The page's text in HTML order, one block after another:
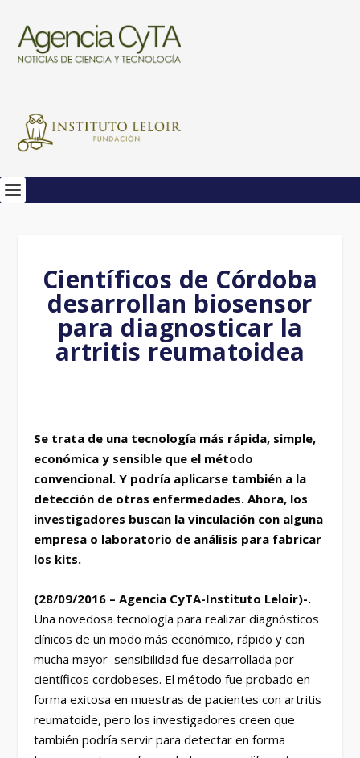
Científicos de Córdoba
desarrollan biosensor
para diagnosticar la
artritis reumatoidea
Se trata de una tecnología más rápida, simple,
económica y sensible que el método
convencional. Y podría aplicarse también a la
detección de otras enfermedades. Ahora, los
investigadores buscan la vinculación con alguna
empresa o laboratorio de análisis para fabricar
los kits.
(28/09/2016 – Agencia CyTA-Instituto Leloir)-.
Una novedosa tecnología para realizar diagnósticos
clínicos de un modo más económico, rápido y con
mucha mayor sensibilidad fue desarrollada por
científicos cordobeses. El método fue probado en
forma exitosa en muestras de pacientes con artritis
reumatoide, pero los investigadores creen que
también podría servir para detectar en forma